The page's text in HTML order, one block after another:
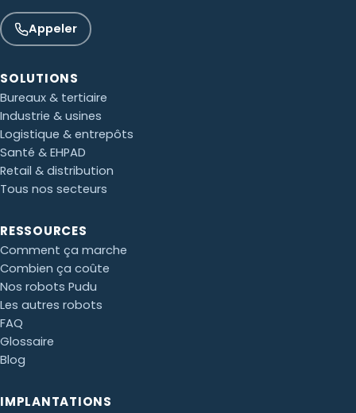
Appeler
SOLUTIONS
Bureaux & tertiaire
Industrie & usines
Logistique & entrepôts
Santé & EHPAD
Retail & distribution
Tous nos secteurs
RESSOURCES
Comment ça marche
Combien ça coûte
Nos robots Pudu
Les autres robots
FAQ
Glossaire
Blog
IMPLANTATIONS
Paul · Easy to Clean
Clone du co-fondateur · En ligne